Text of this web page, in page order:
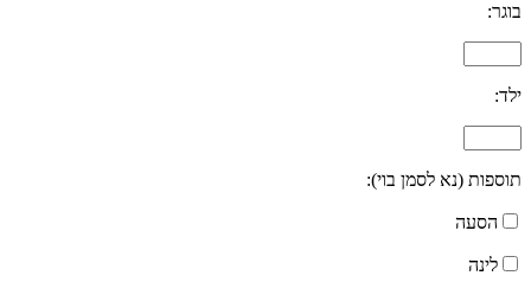
בוגר:
ילד:
תוספות (נא לסמן בוי):
הסעה
לינה